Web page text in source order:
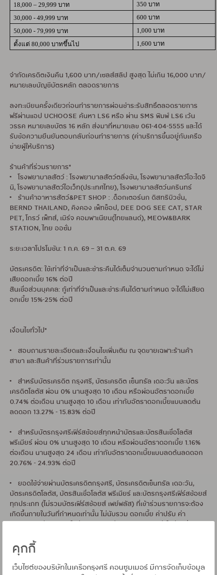
คุกกี้
เว็บไซต์ของบริษัทในเครือกรุงศรี คอนซูมเมอร์ มีการจัดเก็บข้อมูล
18,000 – 29,999 บาท
350 บาท
30,000 - 49,999 บาท
600 บาท
50,000 - 79,999 บาท
1,000 บาท
ตั้งแต่ 80,000 บาทขึ้นไป 1,600 บาท
จำกัดเครดิตเงินคืน 1,600 บาท/เซลส์สลิป สูงสุด ไม่เกิน 16,000 บาท/
หมายเลขบัญชีบัตรหลัก ตลอดรายการ
ลงทะเบียนครั้งเดียวก่อนทำรายการผ่อนชำระรับสิทธิ์ตลอดรายการ
ฟรีผ่านแอป UCHOOSE ค้นหา LS6 หรือ ผ่าน SMS พิมพ์ LS6 เว้น
วรรค หมายเลขบัตร 16 หลัก ส่งมาที่หมายเลข 061-404-5555 และได้
รับข้อความยืนยันตอบกลับก่อนทำรายการ (ค่าบริการขึ้นอยู่กับเครือ
ข่ายผู้ให้บริการ)
ร้านค้าที่ร่วมรายการ*
• โรงพยาบาลสัตว์ : โรงพยาบาลสัตว์ตลิ่งชัน, โรงพยาบาลสัตว์โอะไดจิ
นิ, โรงพยาบาลสัตว์ไอเว็ท(ประเทศไทย), โรงพยาบาลสัตว์นครินทร์
• ร้านค้าอาหารสัตว์&PET SHOP : .ด็อกเตอร์นก ดิสทริบิวชั่น,
BERND THAILAND, คิงคอง เพ็ทช็อป, DEE DOG SEE CAT, STAR
PET, โกรว์ เพ็ทส์, เมิร์จ คอมพาเนียน(ไทยแลนด์), MEOW&BARK
STATION, ไทย ออซั่ม
ระยะเวลาโปรโมชัน: 1 ก.ค. 69 – 31 ต.ค. 69
บัตรเครดิต: ใช้เท่าที่จำเป็นและชำระคืนได้เต็มจำนวนตามกำหนด จะได้ไม่
เสียดอกเบี้ย 16% ต่อปี
สินเชื่อส่วนบุคคล: กู้เท่าที่จำเป็นและชำระคืนได้ตามกำหนด จะได้ไม่เสียด
อกเบี้ย 15%-25% ต่อปี
เงื่อนไขทั่วไป*
• สอบถามรายละเอียดและเงื่อนไขเพิ่มเติม ณ จุดขายเฉพาะร้านค้า
สาขา และสินค้าที่ร่วมรายการเท่านั้น
• สำหรับบัตรเครดิต กรุงศรี, บัตรเครดิต เซ็นทรัล เดอะวัน และบัตร
เครดิตโลตัส ผ่อน 0% นานสูงสุด 10 เดือน หรือผ่อนอัตราดอกเบี้ย
0.74% ต่อเดือน นานสูงสุด 10 เดือน เท่ากับอัตราดอกเบี้ยแบบลดต้น
ลดดอก 13.27% - 15.83% ต่อปี
• สำหรับบัตรกรุงศรีเฟิร์สช้อยส์ทุกหน้าบัตรและบัตรสินเชื่อโลตัส
พรีเมียร์ ผ่อน 0% นานสูงสุด 10 เดือน หรือผ่อนอัตราดอกเบี้ย 1.16%
ต่อเดือน นานสูงสุด 24 เดือน เท่ากับอัตราดอกเบี้ยแบบลดต้นลดดอก
20.76% - 24.93% ต่อปี
• ยอดใช้จ่ายผ่านบัตรเครดิตกรุงศรี, บัตรเครดิตเซ็นทรัล เดอะวัน,
บัตรเครดิตโลตัส, บัตรสินเชื่อโลตัส พรีเมียร์ และบัตรกรุงศรีเฟิร์สช้อยส์
ทุกประเภท (ไม่รวมบัตรเฟิร์สช้อยส์ เพย์พลัส) ที่เข้าร่วมรายการจะต้อง
เกิดขึ้นภายในวันที่กำหนดเท่านั้น ไม่นับรวม ดอกเบี้ย ค่าปรับ ค่า
ผ่าน E-WALLET ต่างๆ และยอดใช้จ่ายที่เอื้อผลประโยชน์ทางธุรกิจและ/
หรือผลประโยชน์ส่วนตัวแก่ผู้ถือบัตรโดยทางตรงและทางอ้อมในเชิง
พาณิชย์หรือเพื่อให้ได้รับสิทธิประโยชน์จากรายการส่งเสริมการขาย,